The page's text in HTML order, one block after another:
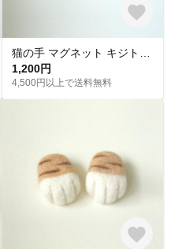
1,200円
4,500円以上で送料無料